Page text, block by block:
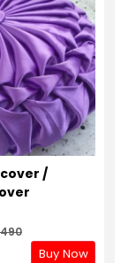
/
Buy Now